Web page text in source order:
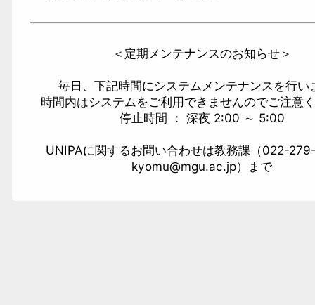
＜定期メンテナンスのお知らせ＞
毎日、下記時間にシステムメンテナンスを行い
時間内はシステムをご利用できませんのでご注意
停止時間 ： 深夜 2:00 ～ 5:00
UNIPAに関するお問い合わせは教務課（022-
kyomu@mgu.ac.jp）まで